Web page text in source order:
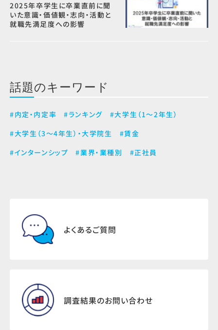
2025年卒学生に卒業直前に聞
いた意識・価値観・志向・活動と
就職先満足度への影響
話題のキーワード
#内定・内定率 #ランキング
#大学生（1～2年生）
#大学生（3～4年生）・大学院生
#賃金
#インターンシップ
#業界・業種別 #正社員
よくあるご質問
調査結果のお問い合わせ